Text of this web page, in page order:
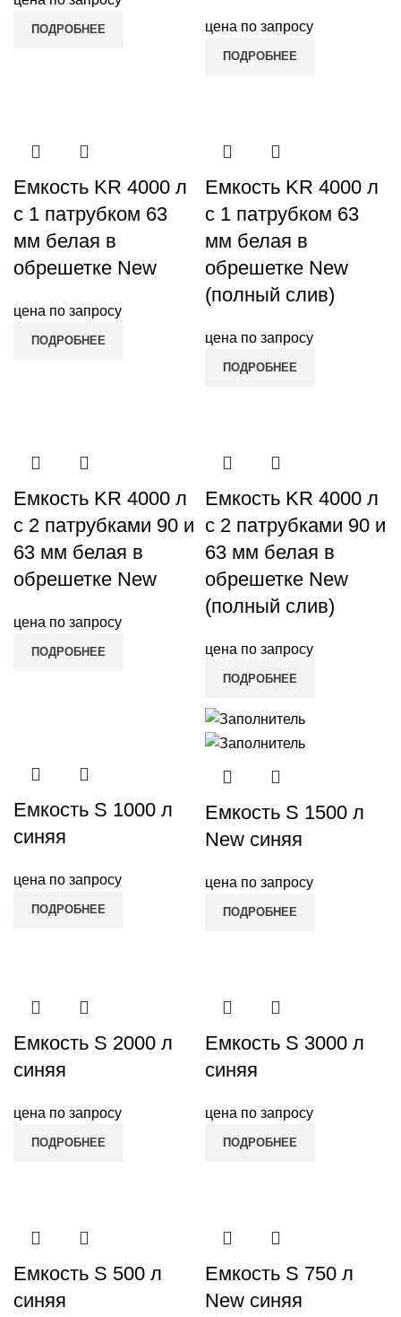
ПОДРОБНЕЕ цена по запросу
ПОДРОБНЕЕ
Емкость KR 4000 л
с 1 патрубком 63
мм белая в
обрешетке New
цена по запросу
ПОДРОБНЕЕ
Емкость KR 4000 л
с 1 патрубком 63
мм белая в
обрешетке New
(полный слив)
цена по запросу
ПОДРОБНЕЕ
Емкость KR 4000 л
с 2 патрубками 90 и
63 мм белая в
обрешетке New
цена по запросу
ПОДРОБНЕЕ
Емкость KR 4000 л
с 2 патрубками 90 и
63 мм белая в
обрешетке New
(полный слив)
цена по запросу
ПОДРОБНЕЕ
Емкость S 1000 л
синяя
цена по запросу
ПОДРОБНЕЕ
Емкость S 1500 л
New синяя
цена по запросу
ПОДРОБНЕЕ
Емкость S 2000 л
синяя
цена по запросу
ПОДРОБНЕЕ
Емкость S 3000 л
синяя
цена по запросу
ПОДРОБНЕЕ
Емкость S 500 л
синяя
Емкость S 750 л
New синяя